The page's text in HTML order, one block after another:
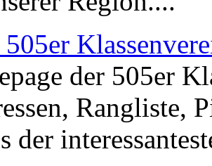
505er
der 505er
Rangliste,
der